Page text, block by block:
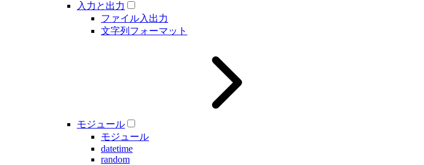
入力と出力
ファイル入出力
文字列フォーマット
モジュール
モジュール
datetime
random